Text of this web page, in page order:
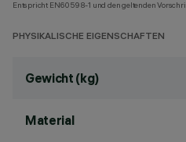
Entspricht EN60598-1 und den geltenden
PHYSIKALISCHE EIGENSCHAFTEN
Gewicht (kg)
Material